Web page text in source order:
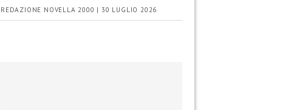
REDAZIONE NOVELLA 2000 | 30 LUGLIO 2026